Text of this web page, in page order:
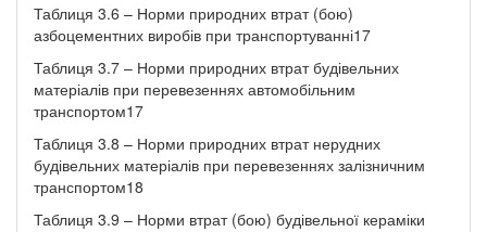
Таблиця 3.6 – Норми природних втрат (бою)
азбоцементних виробів при транспортуванні17
Таблиця 3.7 – Норми природних втрат будівельних
матеріалів при перевезеннях автомобільним
транспортом17
Таблиця 3.8 – Норми природних втрат нерудних
будівельних матеріалів при перевезеннях залізничним
транспортом18
Таблиця 3.9 – Норми втрат (бою) будівельної кераміки